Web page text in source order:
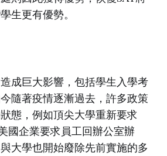
生更有優勢。
成巨大影響，包括學生入學考
隨著疫情逐漸過去，許多政策
態，例如頂尖大學重新要求
國企業要求員工回辦公室辦
大學也開始廢除先前實施的多